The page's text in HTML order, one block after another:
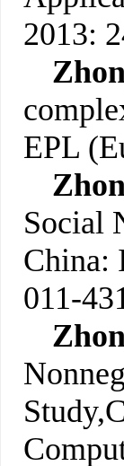
2013:
EPL
Social
China:
011-
Study,